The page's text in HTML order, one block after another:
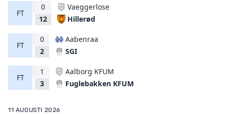
FT
0
12
Vaeggerlose
Hillerød
FT
0
2
Aabenraa
SGI
FT
1
3
Aalborg KFUM
Fuglebakken KFUM
11 AUGUSTI 2026